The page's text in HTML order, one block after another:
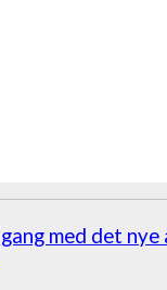
med det nye